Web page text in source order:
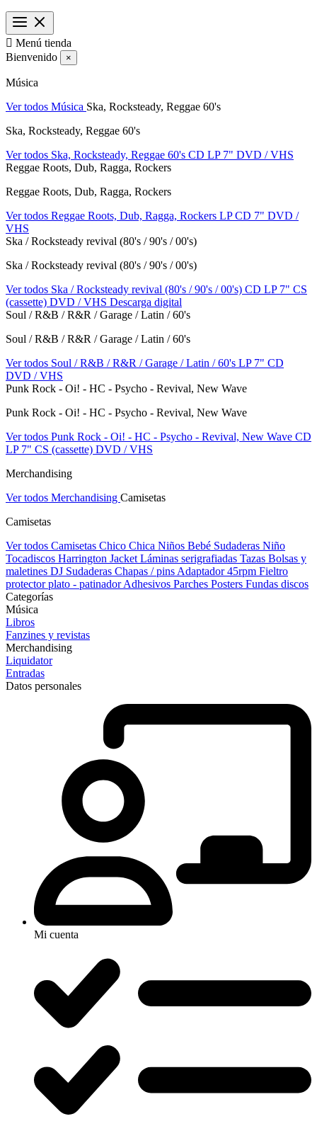
 Menú tienda
Bienvenido
×
Música
Ver todos Música Ska, Rocksteady, Reggae 60's
Ska, Rocksteady, Reggae 60's
Ver todos Ska, Rocksteady, Reggae 60's CD LP 7" DVD / VHS
Reggae Roots, Dub, Ragga, Rockers
Reggae Roots, Dub, Ragga, Rockers
Ver todos Reggae Roots, Dub, Ragga, Rockers LPCD 7" DVD /
VHS
Ska / Rocksteady revival (80's / 90's / 00's)
Ska / Rocksteady revival (80's / 90's / 00's)
Ver todos Ska / Rocksteady revival (80's / 90's / 00's) CD LP 7" CS
(cassette) DVD / VHS Descarga digital
Soul / R&B / R&R / Garage / Latin / 60's
Soul / R&B / R&R / Garage / Latin / 60's
Ver todos Soul / R&B / R&R / Garage / Latin / 60's LP 7" CD
DVD / VHS
Punk Rock - Oi! - HC - Psycho - Revival, New Wave
Punk Rock - Oi! - HC - Psycho - Revival, New Wave
Ver todos Punk Rock - Oi! - HC - Psycho - Revival, New Wave CD
LP 7" CS (cassette) DVD / VHS
Merchandising
Ver todos Merchandising Camisetas
Camisetas
Ver todos Camisetas Chico Chica Niños Bebé Sudaderas Niño
Tocadiscos Harrington Jacket Láminas serigrafiadas Tazas Bolsas y
maletines DJ Sudaderas Chapas / pins Adaptador 45rpm Fieltro
protector plato - patinadorAdhesivos Parches Posters Fundas discos
Categorías
Música
Libros
Fanzines y revistas
Merchandising
Liquidator
Entradas
Datos personales
Mi cuenta